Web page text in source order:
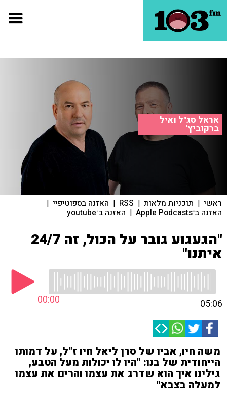
אראל סג"ל ואיל
ברקוביץ'
ראשי | תוכניות מלאות |
RSS
| האזנה בספוטיפיי |
האזנה ב־Apple Podcasts | האזנה ב־youtube
"הגעגוע גובר על הכול, זה 24/7
איתנו"
00:00 05:06
משה חיו, אביו של סרן ליאל חיו ז"ל, על דמותו
הייחודית של בנו: "היו לו יכולות מעל הטבע,
גילינו איך הוא שדרג את עצמו והרים את עצמו
למעלה בצבא"